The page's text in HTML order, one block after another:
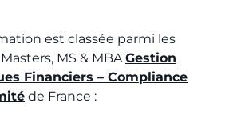
est classée parmi les
MS & MBAGestion
Financiers – Compliance
de France :